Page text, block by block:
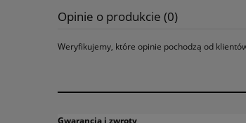
Opinie o produkcie (0)
Weryfikujemy, które opinie pochodzą od